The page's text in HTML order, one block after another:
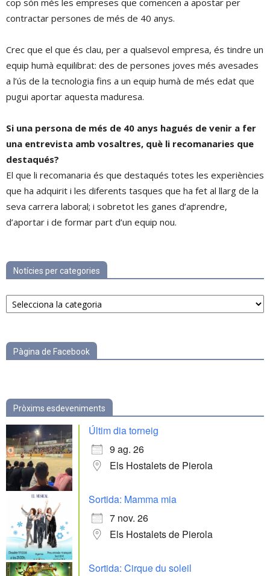
cop són més les empreses que comencen a apostar per
contractar persones de més de 40 anys.
Crec que el que és clau, per a qualsevol empresa, és tindre un
equip humà equilibrat: des de persones joves més avesades
a l’ús de la tecnologia fins a un equip humà de més edat que
pugui aportar aquesta maduresa.
Si una persona de més de 40 anys hagués de venir a fer
una entrevista amb vosaltres, què li recomanaries que
destaqués?
El que li recomanaria és que destaqués totes les experiències
que ha adquirit i les diferents tasques que ha fet al llarg de la
seva carrera laboral; i sobretot les ganes d’aprendre,
d’aportar i de formar part d’un equip nou.
Notícies per categories
Notícies
per
Pàgina de Facebook
Pròxims esdeveniments
Últim dia torneig
9 ag. 26
Els Hostalets de Pierola
Sortida: Mamma mia
7 nov. 26
Els Hostalets de Pierola
Sortida: Cirque du soleil